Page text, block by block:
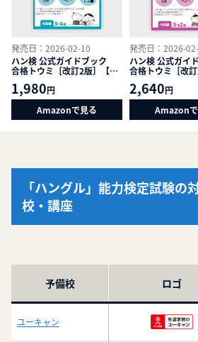
発売日：2026-02-10
ハン検 公式ガイドブック
合格トウミ［改訂2版］【初
1,980円
Amazonで見る
発売日：2026-
ハン検 公式ガイ
合格トウミ［改
2,640円
Amazon
「ハングル」能力検定試験の
校・講座
予備校 ロゴ
ユーキャン